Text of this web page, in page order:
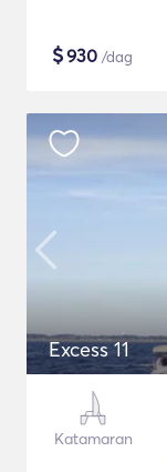
$930 /dag
Excess 11
Katamaran